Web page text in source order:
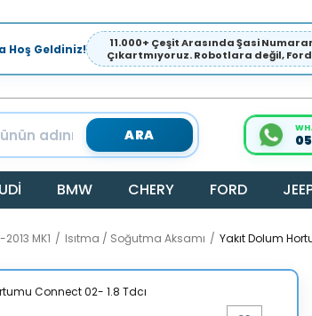
Hoş Geldiniz!
11.000+ Çeşit Arasında Şasi
Çıkartmıyoruz. Robotlara değil,
ARA
BMW CHERY FORD
MK1 Isıtma / Soğutma Aksamı Yakıt Dolum